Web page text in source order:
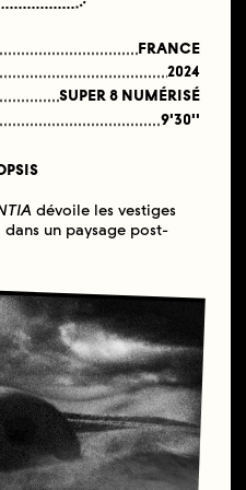
FRANCE
2024
SUPER 8 NUMÉRISÉ
9'30''
dévoile les vestiges
un paysage post-